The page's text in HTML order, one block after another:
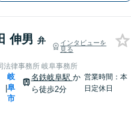
伸男 弁
インタビューを
見る
法律事務所 岐阜事務所
|
岐
阜
市
名鉄岐阜駅 か
ら徒歩2分
営業時間：本
日定休日